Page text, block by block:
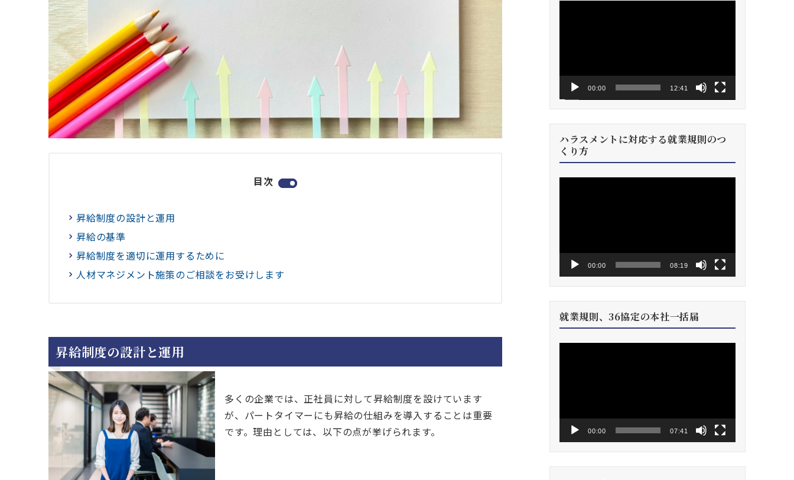
目次
昇給制度の設計と運用
昇給の基準
昇給制度を適切に運用するために
人材マネジメント施策のご相談をお受けします
昇給制度の設計と運用
多くの企業では、正社員に対して昇給制度を設けています
が、パートタイマーにも昇給の仕組みを導入することは重要
です。理由としては、以下の点が挙げられます。
00:00 12:41
ハラスメントに対応する就業規則のつ
くり方
00:00 08:19
就業規則、36協定の本社一括届
00:00 07:41